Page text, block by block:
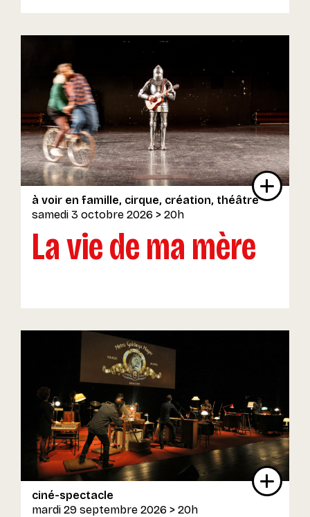
à voir en famille cirque création théâtre
samedi 3 octobre 2026 > 20h
La vie de ma mère
ciné-spectacle
mardi 29 septembre 2026 > 20h